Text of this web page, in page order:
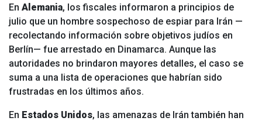
En Alemania, los fiscales informaron a principios de
julio que un hombre sospechoso de espiar para Irán —
recolectando información sobre objetivos judíos en
Berlín— fue arrestado en Dinamarca. Aunque las
autoridades no brindaron mayores detalles, el caso se
suma a una lista de operaciones que habrían sido
frustradas en los últimos años.
En Estados Unidos, las amenazas de Irán también han